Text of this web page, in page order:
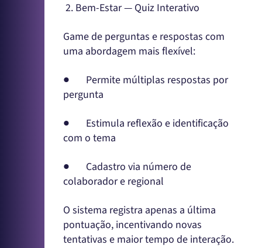
2. Bem-Estar — Quiz Interativo
Game de perguntas e respostas com
uma abordagem mais flexível:
● Permite múltiplas respostas por
pergunta
● Estimula reflexão e identificação
com o tema
● Cadastro via número de
colaborador e regional
O sistema registra apenas a última
pontuação, incentivando novas
tentativas e maior tempo de interação.